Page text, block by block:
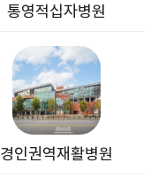
통영적십자병원
경인권역재활병원
(새 창)